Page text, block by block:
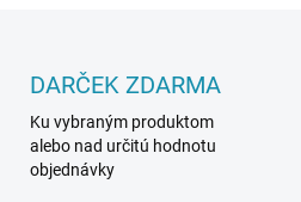
DARČEK ZDARMA
Ku vybraným produktom
alebo nad určitú hodnotu
objednávky